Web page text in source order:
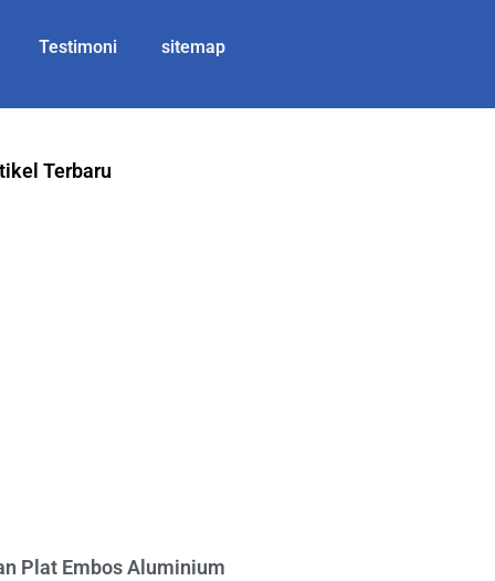
Testimoni sitemap
Terbaru
Plat Embos Aluminium